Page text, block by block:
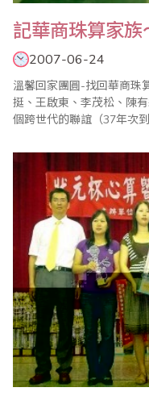
記華商珠算家
2007-06-24
溫馨回家團圓-找回華商珠
挺、王啟東、李茂松、陳
個跨世代的聯誼（37年次
讓我們圓夢為『華商珠算
圈，圍成一個大圈圈。憶
水．．．。 時光荏